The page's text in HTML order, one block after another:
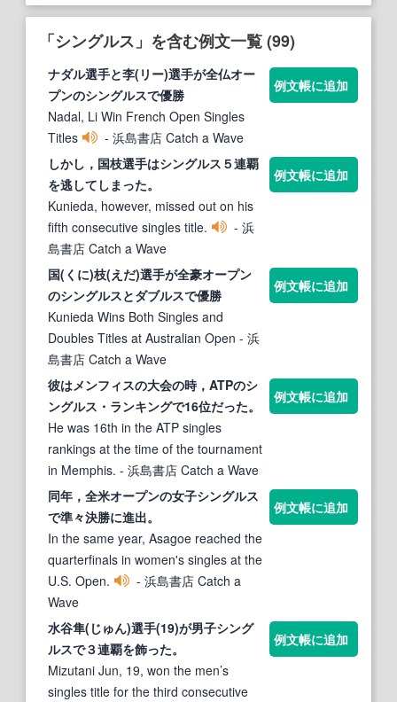
「シングルス」を含む例文一覧 (99)
ナダル選手と李(リー)選手が全仏オー
プンのシングルスで優勝
Nadal, Li Win French Open Singles
Titles
- 浜島書店 Catch a Wave
例文帳に追加
しかし，国枝選手はシングルス ５連覇
を逃してしまった。
Kunieda, however, missed out on his
fifth consecutive singles title.
- 浜
島書店 Catch a Wave
例文帳に追加
国(くに)枝(えだ)選手が全豪オープン
のシングルスとダブルスで優勝
Kunieda Wins Both Singles and
Doubles Titles at Australian Open - 浜
島書店 Catch a Wave
例文帳に追加
彼はメンフィスの大会の時，ATPのシ
ングルス ・ランキングで16位だった。
He was 16th in the ATP singles
rankings at the time of the tournament
in Memphis. - 浜島書店 Catch a Wave
例文帳に追加
同年，全米オープンの女子シングルス
で準々決勝に進出。
In the same year, Asagoe reached the
quarterfinals in women's singles at the
U.S. Open.
- 浜島書店 Catch a
Wave
例文帳に追加
水谷隼(じゅん)選手(19)が男子シング
ルスで３連覇を飾った。
Mizutani Jun, 19, won the men’s
singles title for the third consecutive
例文帳に追加